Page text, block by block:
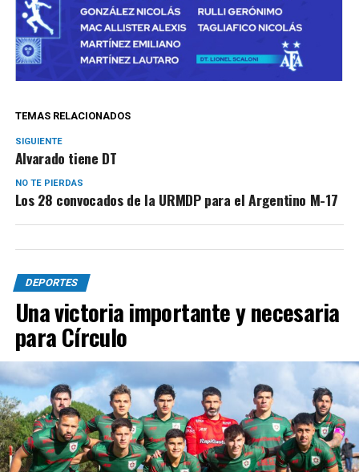
TEMAS RELACIONADOS
SIGUIENTE
Alvarado tiene DT
NO TE PIERDAS
Los 28 convocados de la URMDP para el Argentino M-17
DEPORTES
Una victoria importante y necesaria
para Círculo